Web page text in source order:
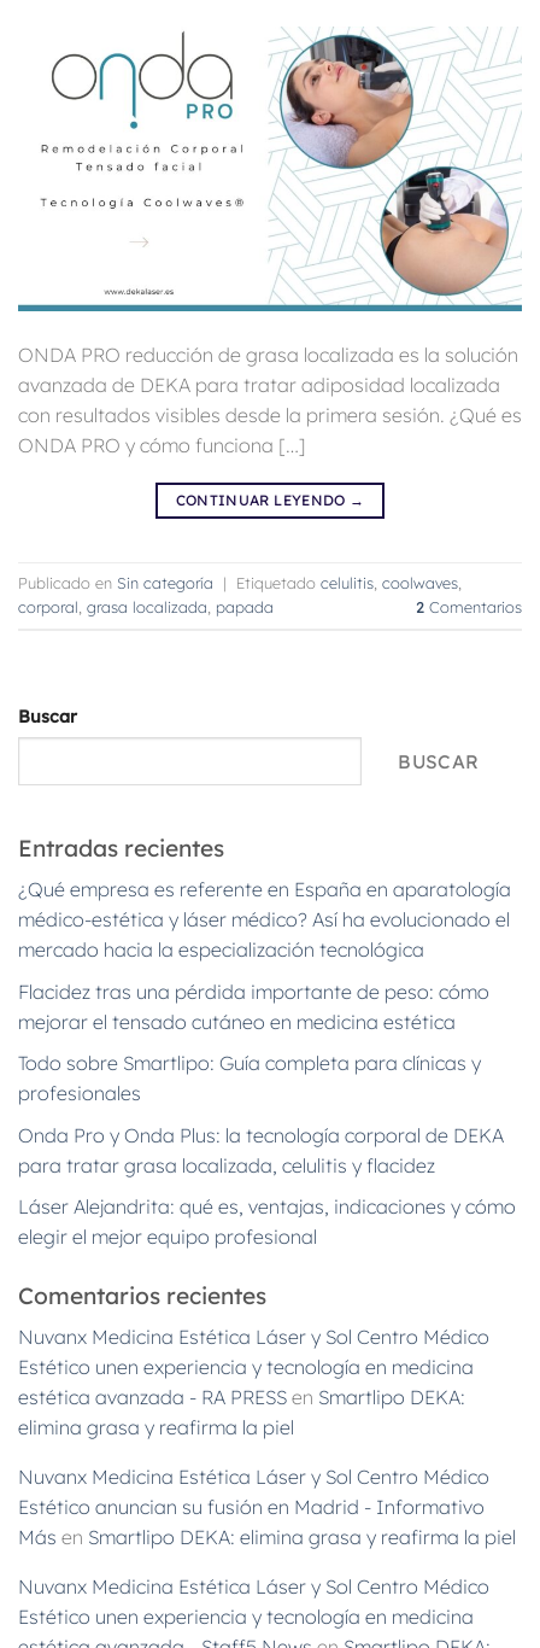
ONDA PRO reducción de grasa localizada es la solución
avanzada de DEKA para tratar adiposidad localizada
con resultados visibles desde la primera sesión. ¿Qué es
ONDA PRO y cómo funciona […]
CONTINUAR LEYENDO →
Publicado en Sin categoría | Etiquetado celulitis coolwaves
corporal grasa localizada papada 2 Comentarios
Buscar
BUSCAR
Entradas recientes
¿Qué empresa es referente en España en aparatología
médico-estética y láser médico? Así ha evolucionado el
mercado hacia la especialización tecnológica
Flacidez tras una pérdida importante de peso: cómo
mejorar el tensado cutáneo en medicina estética
Todo sobre Smartlipo: Guía completa para clínicas y
profesionales
Onda Pro y Onda Plus: la tecnología corporal de DEKA
para tratar grasa localizada, celulitis y flacidez
Láser Alejandrita: qué es, ventajas, indicaciones y cómo
elegir el mejor equipo profesional
Comentarios recientes
Nuvanx Medicina Estética Láser y Sol Centro Médico
Estético unen experiencia y tecnología en medicina
estética avanzada - RA PRESS en Smartlipo DEKA:
elimina grasa y reafirma la piel
Nuvanx Medicina Estética Láser y Sol Centro Médico
Estético anuncian su fusión en Madrid - Informativo
Más en Smartlipo DEKA: elimina grasa y reafirma la piel
Nuvanx Medicina Estética Láser y Sol Centro Médico
Estético unen experiencia y tecnología en medicina